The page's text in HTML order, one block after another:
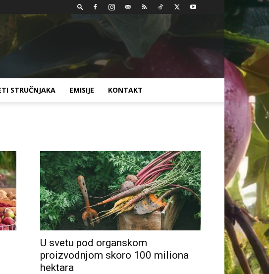
STRUČNJAKA EMISIJE KONTAKT
U svetu pod organskom
proizvodnjom skoro 100 miliona
hektara